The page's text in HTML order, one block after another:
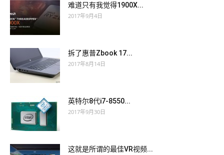
难道只有我觉得1900X...
2017年9月4日
拆了惠普Zbook 17...
2017年8月14日
英特尔8代i7-8550...
2017年9月30日
这就是所谓的最佳VR视频...